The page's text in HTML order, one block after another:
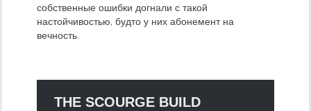
собственные ошибки догнали с такой
настойчивостью, будто у них абонемент на
вечность.
THE SCOURGE BUILD